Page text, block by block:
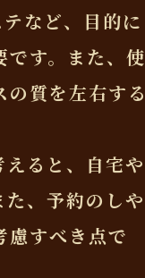
など、目的に
す。また、使
質を左右する
ると、自宅や
、予約のしや
慮すべき点で